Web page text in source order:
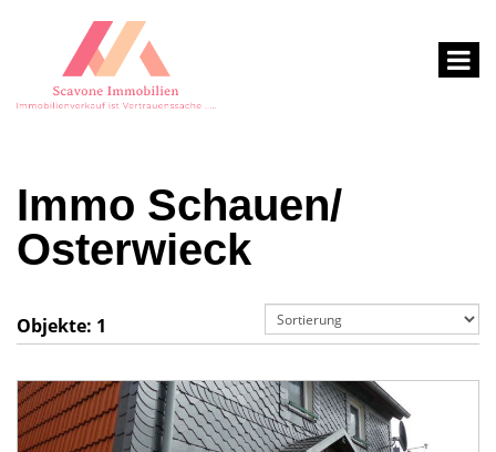
Immo Schauen/
Osterwieck
Objekte: 1